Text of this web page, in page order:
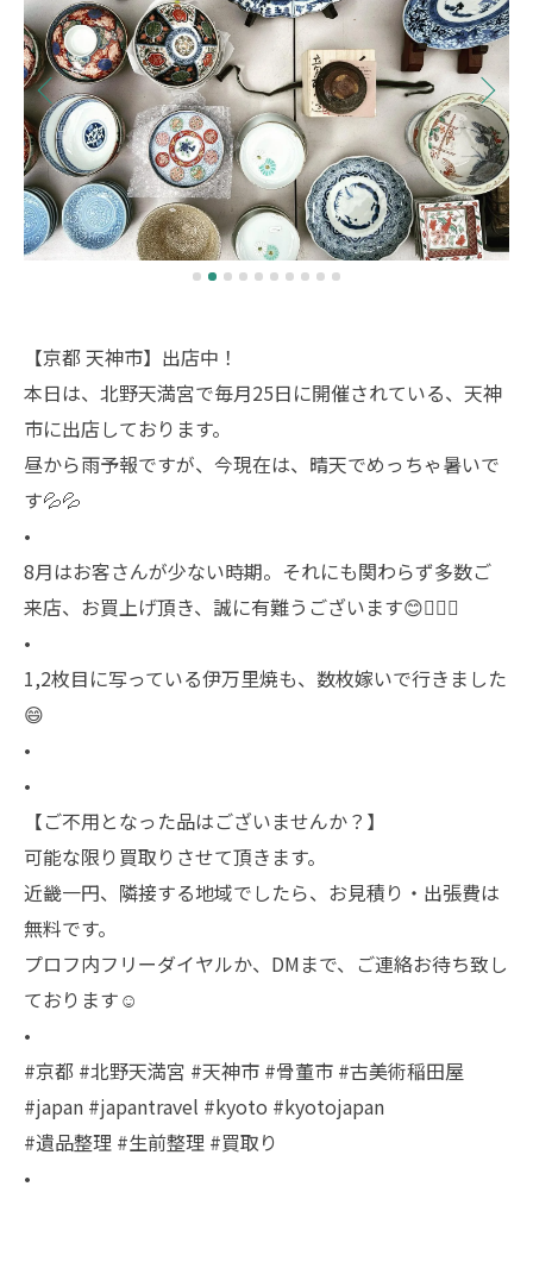
【京都 天神市】出店中！
本日は、北野天満宮で毎月25日に開催されている、天神
市に出店しております。
昼から雨予報ですが、今現在は、晴天でめっちゃ暑いで
す💦💦
•
8月はお客さんが少ない時期。それにも関わらず多数ご
来店、お買上げ頂き、誠に有難うございます😊🙇🏻‍♂️
•
1,2枚目に写っている伊万里焼も、数枚嫁いで行きました
😄
•
•
【ご不用となった品はございませんか？】
可能な限り買取りさせて頂きます。
近畿一円、隣接する地域でしたら、お見積り・出張費は
無料です。
プロフ内フリーダイヤルか、DMまで、ご連絡お待ち致し
ております☺️
•
#京都 #北野天満宮 #天神市 #骨董市 #古美術稲田屋
#japan #japantravel #kyoto #kyotojapan
#遺品整理 #生前整理 #買取り
•